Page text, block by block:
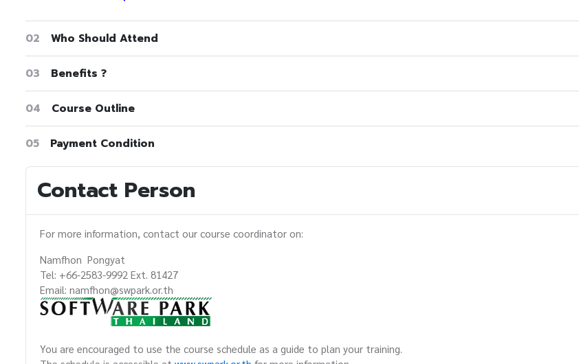
02 Who Should Attend
03 Benefits ?
04 Course Outline
05 Payment Condition
Contact Person
For more information, contact our course coordinator on:
Namfhon Pongyat
Tel: +66-2583-9992 Ext. 81427
Email: namfhon@swpark.or.th
You are encouraged to use the course schedule as a guide to plan your training.